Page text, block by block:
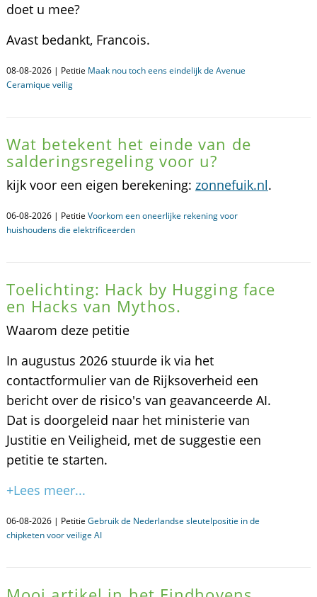
doet u mee?
Avast bedankt, Francois.
08-08-2026 | Petitie Maak nou toch eens eindelijk de Avenue
Ceramique veilig
Wat betekent het einde van de
salderingsregeling voor u?
kijk voor een eigen berekening: zonnefuik.nl.
06-08-2026 | Petitie Voorkom een oneerlijke rekening voor
huishoudens die elektrificeerden
Toelichting: Hack by Hugging face
en Hacks van Mythos.
Waarom deze petitie
In augustus 2026 stuurde ik via het
contactformulier van de Rijksoverheid een
bericht over de risico's van geavanceerde AI.
Dat is doorgeleid naar het ministerie van
Justitie en Veiligheid, met de suggestie een
petitie te starten.
+Lees meer...
06-08-2026 | Petitie Gebruik de Nederlandse sleutelpositie in de
chipketen voor veilige AI